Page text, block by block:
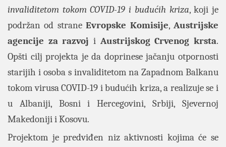
invaliditetom tokom COVID-19 i budućih kriza, koji je
podržan od straneEvropske Komisije,Austrijske
agencije za razvoj i Austrijskog Crvenog krsta.
Opšti cilj projekta je da doprinese jačanju otpornosti
starijih i osoba s invaliditetom na Zapadnom Balkanu
tokom virusa COVID-19 i budućih kriza, a realizuje se i
u Albaniji, Bosni i Hercegovini, Srbiji, Sjevernoj
Makedoniji i Kosovu.
Projektom je predviđen niz aktivnosti kojima će se